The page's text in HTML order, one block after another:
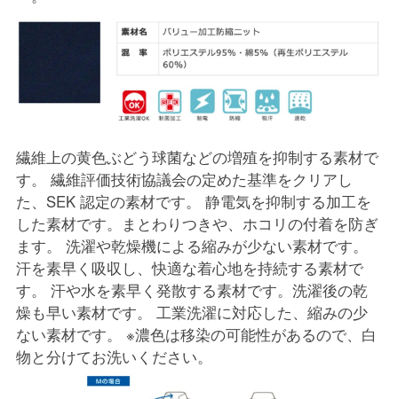
繊維上の黄色ぶどう球菌などの増殖を抑制する素材で
す。 繊維評価技術協議会の定めた基準をクリアし
た、SEK 認定の素材です。 静電気を抑制する加工を
した素材です。まとわりつきや、ホコリの付着を防ぎ
ます。 洗濯や乾燥機による縮みが少ない素材です。
汗を素早く吸収し、快適な着心地を持続する素材で
す。 汗や水を素早く発散する素材です。洗濯後の乾
燥も早い素材です。 工業洗濯に対応した、縮みの少
ない素材です。 ※濃色は移染の可能性があるので、白
物と分けてお洗いください。